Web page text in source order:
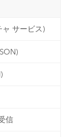
サービス)
信